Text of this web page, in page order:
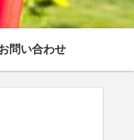
問い合わせ